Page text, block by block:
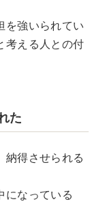
を強いられてい
考える人との付
た
納得させられる
になっている